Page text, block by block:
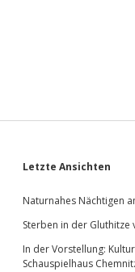
Sidebar
Letzte Ansichten
Naturnahes Nächtigen
Sterben in der
In der Vorstellung:
Schauspielhaus